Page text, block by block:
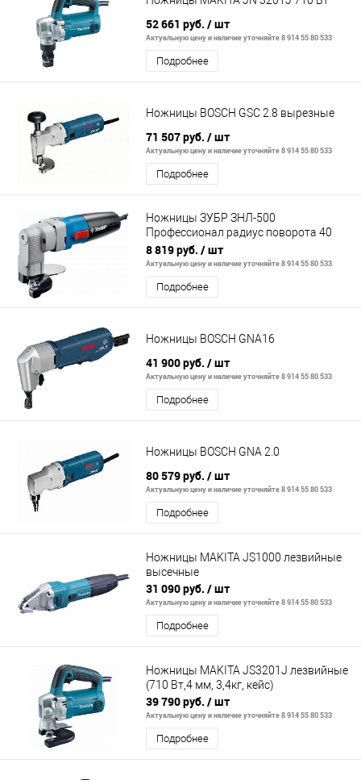
52 661 руб. / шт
Актуальную цену и наличие уточняйте 8 914 55 80 533
Подробнее
Ножницы BOSCH GSC 2.8 вырезные
71 507 руб. / шт
Актуальную цену и наличие уточняйте 8 914 55 80 533
Подробнее
Ножницы ЗУБР ЗНЛ-500
Профессионал радиус поворота 40
мм, толщина листа до
8 819 руб. / шт
Актуальную цену и наличие уточняйте 8 914 55 80 533
Подробнее
Ножницы BOSCH GNA16
41 900 руб. / шт
Актуальную цену и наличие уточняйте 8 914 55 80 533
Подробнее
Ножницы BOSCH GNA 2.0
80 579 руб. / шт
Актуальную цену и наличие уточняйте 8 914 55 80 533
Подробнее
Ножницы MAKITA JS1000 лезвийные
высечные
31 090 руб. / шт
Актуальную цену и наличие уточняйте 8 914 55 80 533
Подробнее
Ножницы MAKITA JS3201J лезвийные
(710 Вт,4 мм, 3,4кг, кейс)
39 790 руб. / шт
Актуальную цену и наличие уточняйте 8 914 55 80 533
Подробнее